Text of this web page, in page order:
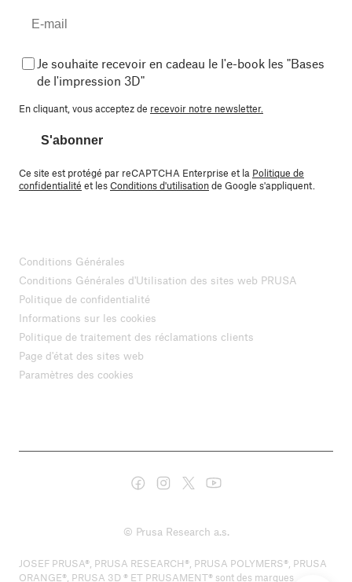
Je souhaite recevoir en cadeau le l'e-book les "Bases
de l'impression 3D"
En cliquant, vous acceptez de recevoir notre newsletter.
S'abonner
Ce site est protégé par reCAPTCHA Enterprise et la Politique de
confidentialité et lesConditions d'utilisationde Google s'appliquent.
Conditions Générales
Conditions Générales d'Utilisation des sites web PRUSA
Politique de confidentialité
Informations sur les cookies
Politique de traitement des réclamations clients
Page d'état des sites web
Paramètres des cookies
© Prusa Research a.s.
JOSEF PRUSA®, PRUSA RESEARCH®, PRUSA POLYMERS®, PRUSA
ORANGE®, PRUSA 3D ® ET PRUSAMENT® sont des marques